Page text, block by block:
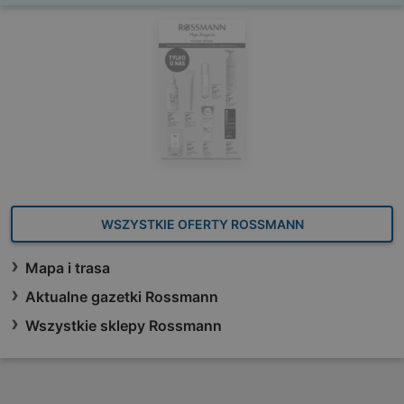
WSZYSTKIE OFERTY ROSSMANN
Mapa i trasa
Aktualne gazetki Rossmann
Wszystkie sklepy Rossmann